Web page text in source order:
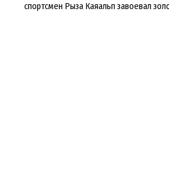
спортсмен Рыза Каяальп завоевал